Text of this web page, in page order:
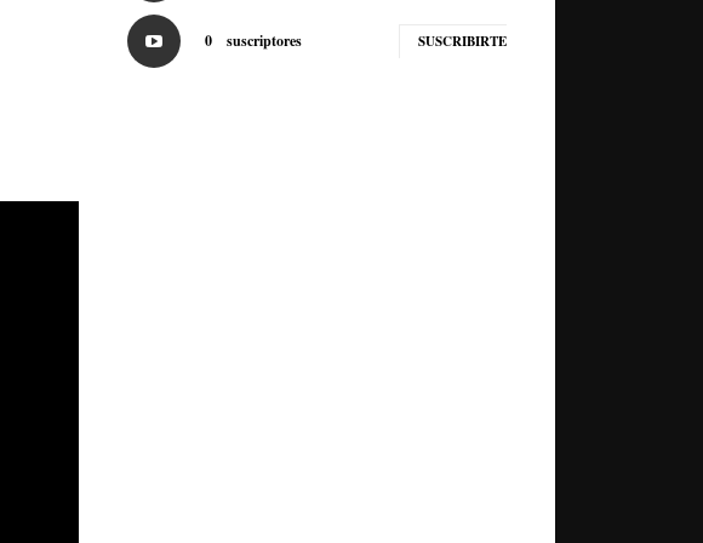
0 suscriptores SUSCRIBIRTE